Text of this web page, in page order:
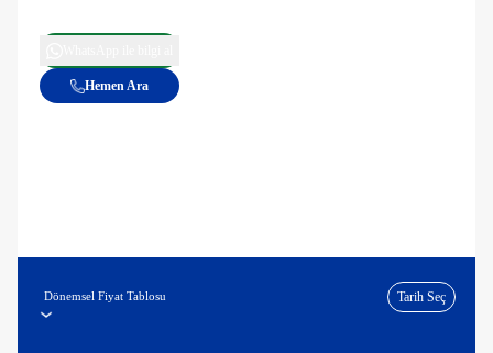
Hemen Ara
Dönemsel Fiyat Tablosu Tarih Seç